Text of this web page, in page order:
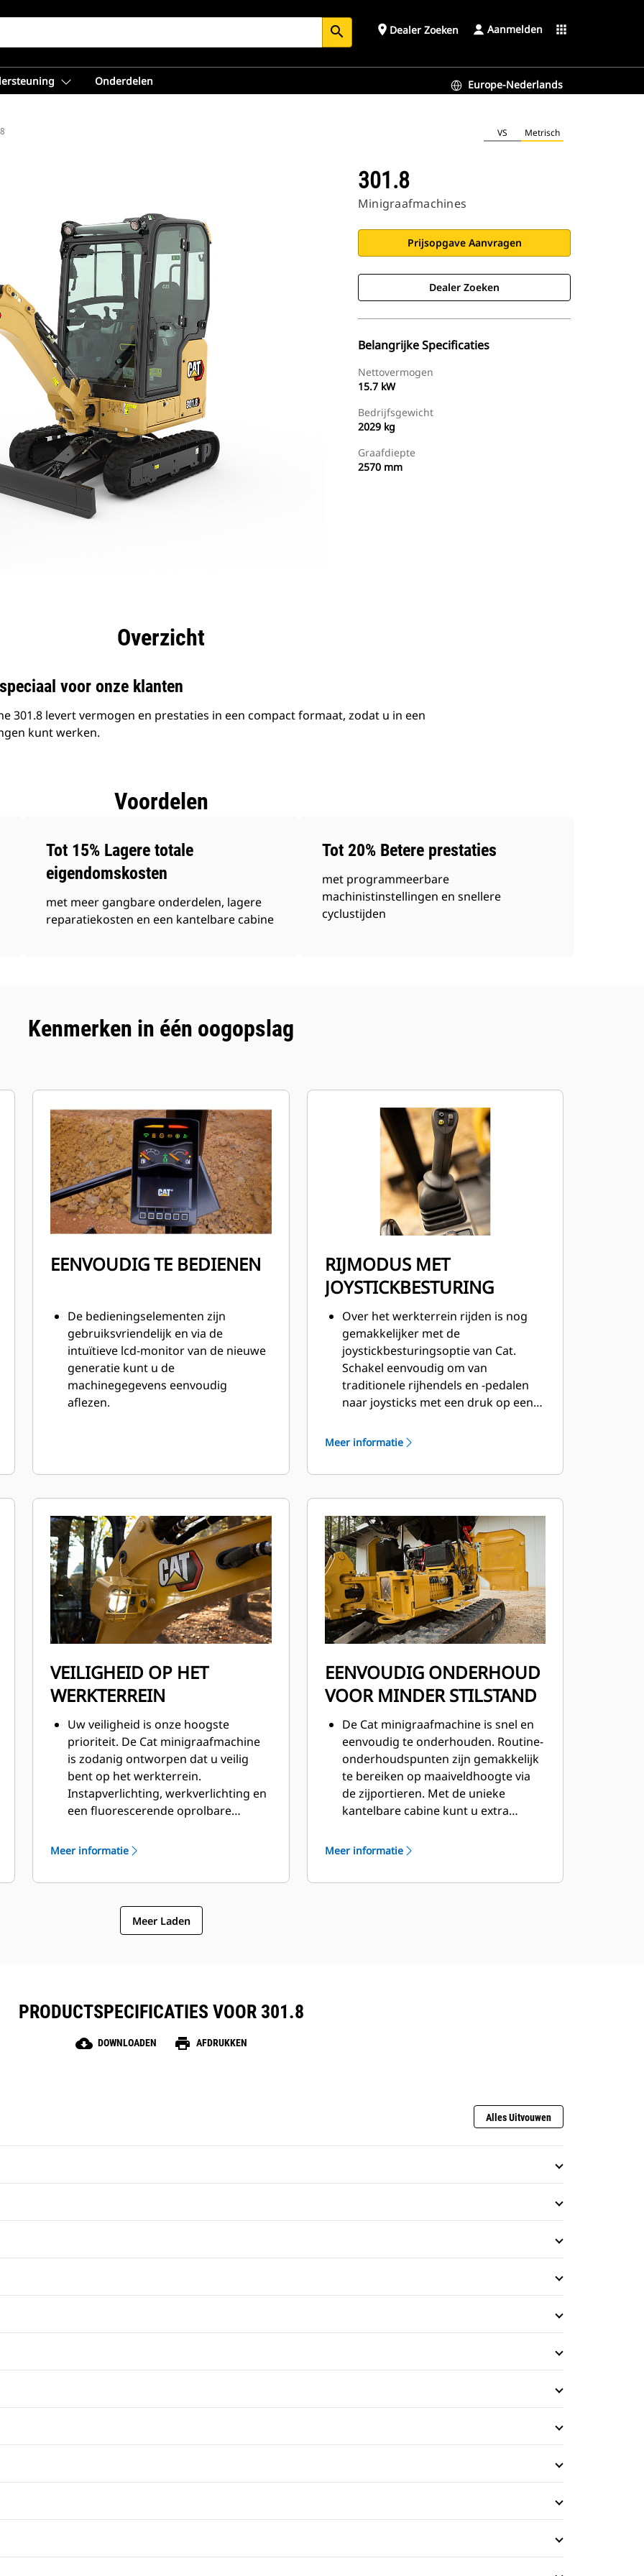
search place Dealer Zoeken Aanmelden apps
Onderdelen Europe-Nederlands
VS Metrisch
301.8
Minigraafmachines
Prijsopgave Aanvragen
Dealer Zoeken
Belangrijke Specificaties
Nettovermogen
15.7 kW
Bedrijfsgewicht
2029 kg
Graafdiepte
2570 mm
Overzicht
voor onze klanten
301.8 levert vermogen en prestaties in een compact formaat, zodat u in een
kunt werken.
Voordelen
Tot 15% Lagere totale
eigendomskosten
met meer gangbare onderdelen, lagere
reparatiekosten en een kantelbare cabine
Tot 20% Betere prestaties
met programmeerbare
machinistinstellingen en snellere
cyclustijden
Kenmerken in één oogopslag
EENVOUDIG TE BEDIENEN
De bedieningselementen zijn
gebruiksvriendelijk en via de
intuïtieve lcd-monitor van de nieuwe
generatie kunt u de
machinegegevens eenvoudig
aflezen.
RIJMODUS MET
JOYSTICKBESTURING
Over het werkterrein rijden is nog
gemakkelijker met de
joystickbesturingsoptie van Cat.
Schakel eenvoudig om van
traditionele rijhendels en -pedalen
naar joysticks met een druk op een
en betere controle!
Meer informatie
VEILIGHEID OP HET
WERKTERREIN
Uw veiligheid is onze hoogste
prioriteit. De Cat minigraafmachine
is zodanig ontworpen dat u veilig
bent op het werkterrein.
Instapverlichting, werkverlichting en
een fluorescerende oprolbare
gordelverklikkersysteem zijn slechts
veiligheidsvoorzieningen die wij in de
Meer informatie
EENVOUDIG ONDERHOUD
VOOR MINDER STILSTAND
De Cat minigraafmachine is snel en
eenvoudig te onderhouden. Routine-
onderhoudspunten zijn gemakkelijk
te bereiken op maaiveldhoogte via
de zijportieren. Met de unieke
kantelbare cabine kunt u extra
wanneer dat nodig is.
Meer informatie
Meer Laden
PRODUCTSPECIFICATIES VOOR 301.8
cloud_download DOWNLOADEN print AFDRUKKEN
Alles Uitvouwen